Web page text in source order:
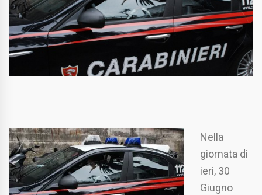
Nella
giornata di
ieri, 30
Giugno